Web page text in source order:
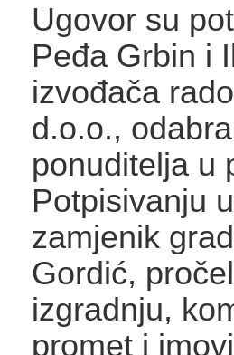
Ugovor su
Peđa Grbin i
izvođača
d.o.o.,
ponuditelja u
Potpisivanju
zamjenik
Gordić,
izgradnju,
promet i